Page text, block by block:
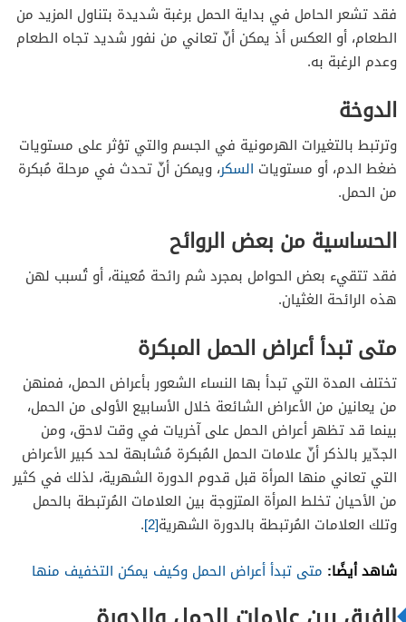
فقد تشعر الحامل في بداية الحمل برغبة شديدة بتناول المزيد من
الطعام، أو العكس أذ يمكن أنّ تعاني من نفور شديد تجاه الطعام
وعدم الرغبة به.
الدوخة
وترتبط بالتغيرات الهرمونية في الجسم والتي تؤثر على مستويات
ضغط الدم، أو مستويات السكر، ويمكن أنّ تحدث في مرحلة مُبكرة
من الحمل.
الحساسية من بعض الروائح
فقد تتقيء بعض الحوامل بمجرد شم رائحة مُعينة، أو تُسبب لهن
هذه الرائحة الغثيان.
متى تبدأ أعراض الحمل المبكرة
تختلف المدة التي تبدأ بها النساء الشعور بأعراض الحمل، فمنهن
من يعانين من الأعراض الشائعة خلال الأسابيع الأولى من الحمل،
بينما قد تظهر أعراض الحمل على آخريات في وقت لاحق، ومن
الجدّير بالذكر أنّ علامات الحمل المُبكرة مُشابهة لحد كبير الأعراض
التي تعاني منها المرأة قبل قدوم الدورة الشهرية، لذلك في كثير
من الأحيان تخلط المرأة المتزوجة بين العلامات المُرتبطة بالحمل
وتلك العلامات المُرتبطة بالدورة الشهرية[2]
.
شاهد أيضًا: متى تبدأ أعراض الحمل وكيف يمكن التخفيف منها